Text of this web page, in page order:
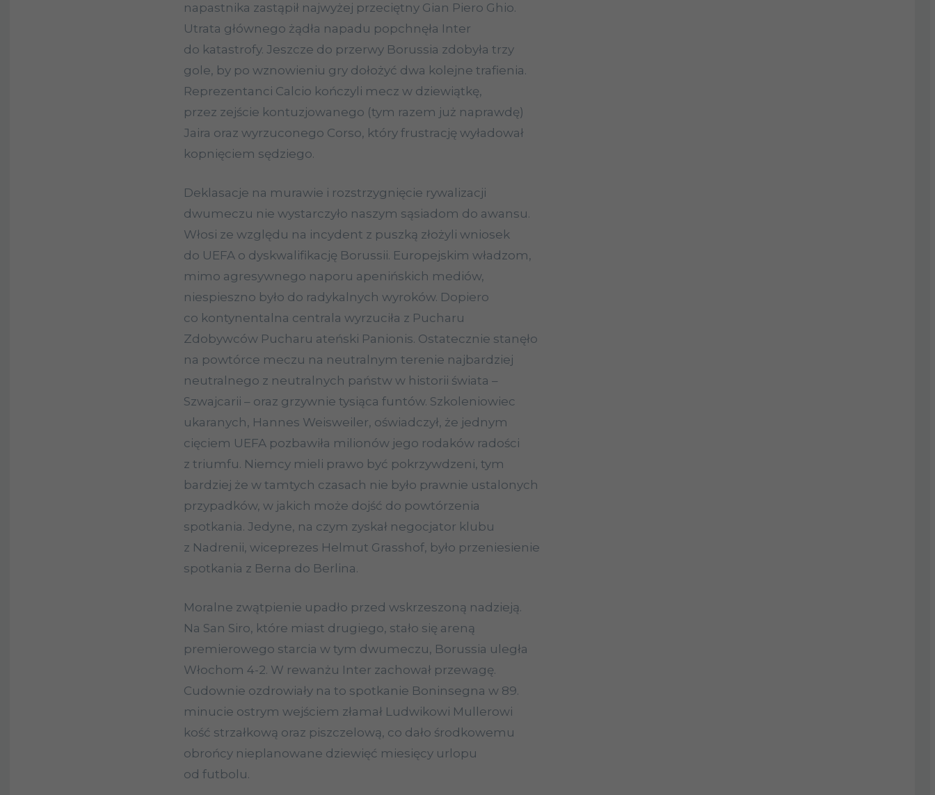
napastnika zastąpił najwyżej przeciętny Gian Piero Ghio.
Utrata głównego żądła napadu popchnęła Inter
do katastrofy. Jeszcze do przerwy Borussia zdobyła trzy
gole, by po wznowieniu gry dołożyć dwa kolejne trafienia.
Reprezentanci Calcio kończyli mecz w dziewiątkę,
przez zejście kontuzjowanego (tym razem już naprawdę)
Jaira oraz wyrzuconego Corso, który frustrację wyładował
kopnięciem sędziego.
Deklasacje na murawie i rozstrzygnięcie rywalizacji
dwumeczu nie wystarczyło naszym sąsiadom do awansu.
Włosi ze względu na incydent z puszką złożyli wniosek
do UEFA o dyskwalifikację Borussii. Europejskim władzom,
mimo agresywnego naporu apenińskich mediów,
niespieszno było do radykalnych wyroków. Dopiero
co kontynentalna centrala wyrzuciła z Pucharu
Zdobywców Pucharu ateński Panionis. Ostatecznie stanęło
na powtórce meczu na neutralnym terenie najbardziej
neutralnego z neutralnych państw w historii świata –
Szwajcarii – oraz grzywnie tysiąca funtów. Szkoleniowiec
ukaranych, Hannes Weisweiler, oświadczył, że jednym
cięciem UEFA pozbawiła milionów jego rodaków radości
z triumfu. Niemcy mieli prawo być pokrzywdzeni, tym
bardziej że w tamtych czasach nie było prawnie ustalonych
przypadków, w jakich może dojść do powtórzenia
spotkania. Jedyne, na czym zyskał negocjator klubu
z Nadrenii, wiceprezes Helmut Grasshof, było przeniesienie
spotkania z Berna do Berlina.
Moralne zwątpienie upadło przed wskrzeszoną nadzieją.
Na San Siro, które miast drugiego, stało się areną
premierowego starcia w tym dwumeczu, Borussia uległa
Włochom 4-2. W rewanżu Inter zachował przewagę.
Cudownie ozdrowiały na to spotkanie Boninsegna w 89.
minucie ostrym wejściem złamał Ludwikowi Mullerowi
kość strzałkową oraz piszczelową, co dało środkowemu
obrońcy nieplanowane dziewięć miesięcy urlopu
od futbolu.